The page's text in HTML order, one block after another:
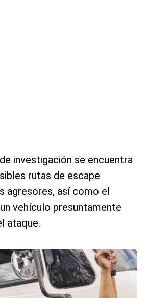
investigación se encuentra
rutas de escape
agresores, así como el
vehículo presuntamente
ataque.